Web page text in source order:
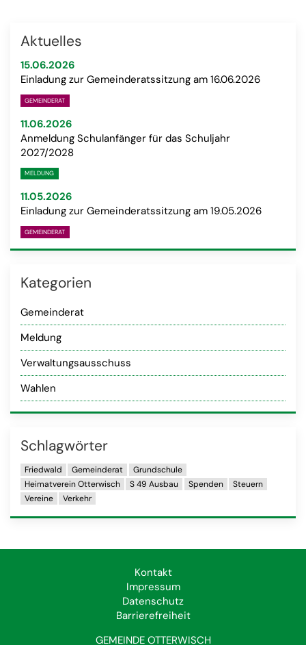
Aktuelles
15.06.2026
Einladung zur Gemeinderatssitzung am 16.06.2026
GEMEINDERAT
11.06.2026
Anmeldung Schulanfänger für das Schuljahr
2027/2028
MELDUNG
11.05.2026
Einladung zur Gemeinderatssitzung am 19.05.2026
GEMEINDERAT
Kategorien
Gemeinderat
Meldung
Verwaltungsausschuss
Wahlen
Schlag­wörter
Friedwald Gemeinderat
Grundschule
Heimatverein Otterwisch
S 49 Ausbau Spenden
Steuern
Vereine
Verkehr
Kontakt
Impressum
Datenschutz
Barrierefreiheit
GEMEINDE OTTERWISCH